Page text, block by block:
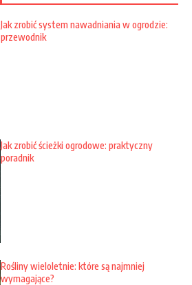
Jak zrobić system nawadniania w ogrodzie:
przewodnik
Jak zrobić ścieżki ogrodowe: praktyczny
poradnik
Rośliny wieloletnie: które są najmniej
wymagające?